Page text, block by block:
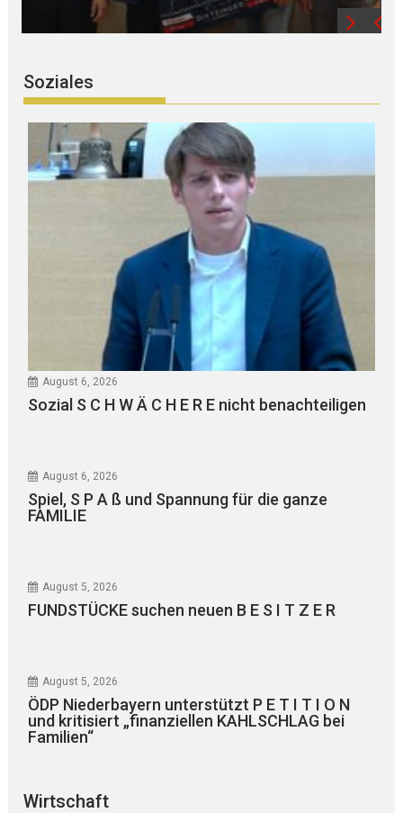
Soziales
August 6, 2026
Sozial S C H W Ä C H E R E nicht benachteiligen
August 6, 2026
Spiel, S P A ß und Spannung für die ganze
FAMILIE
August 5, 2026
FUNDSTÜCKE suchen neuen B E S I T Z E R
August 5, 2026
ÖDP Niederbayern unterstützt P E T I T I O N
und kritisiert „finanziellen KAHLSCHLAG bei
Familien“
Wirtschaft